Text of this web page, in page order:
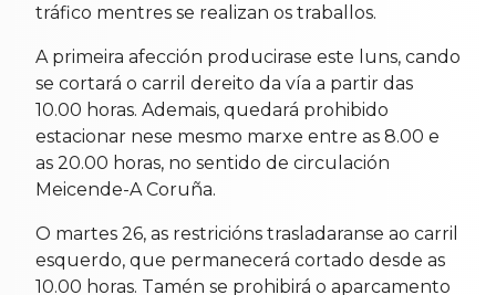
tráfico mentres se realizan os traballos.
A primeira afección producirase este luns, cando
se cortará o carril dereito da vía a partir das
10.00 horas. Ademais, quedará prohibido
estacionar nese mesmo marxe entre as 8.00 e
as 20.00 horas, no sentido de circulación
Meicende-A Coruña.
O martes 26, as restricións trasladaranse ao carril
esquerdo, que permanecerá cortado desde as
10.00 horas. Tamén se prohibirá o aparcamento